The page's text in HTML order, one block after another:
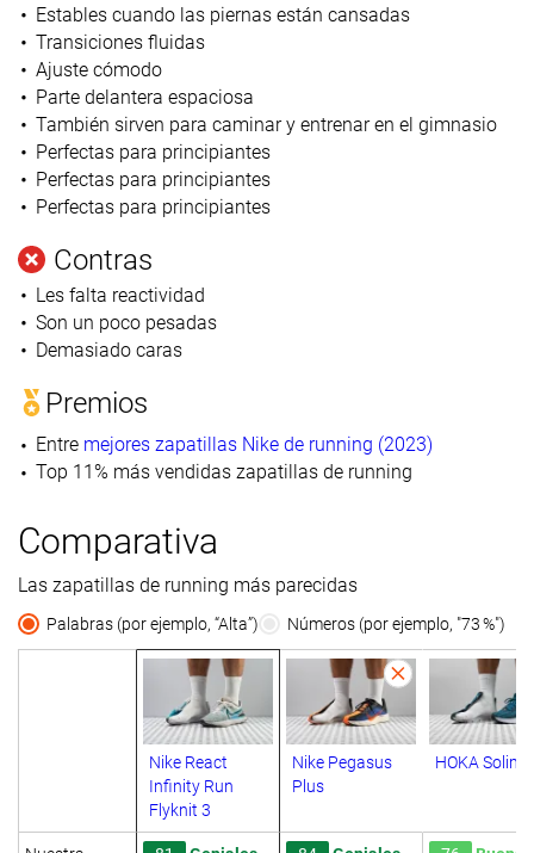
Estables cuando las piernas están cansadas
Transiciones fluidas
Ajuste cómodo
Parte delantera espaciosa
También sirven para caminar y entrenar en el gimnasio
Perfectas para principiantes
Perfectas para principiantes
Perfectas para principiantes
Contras
Les falta reactividad
Son un poco pesadas
Demasiado caras
Premios
Entre mejores zapatillas Nike de running (2023)
Top 11% más vendidas zapatillas de running
Comparativa
Las zapatillas de running más parecidas
Palabras (por ejemplo, “Alta”) Números (por ejemplo, "73 %")
Nike React
Infinity Run
Flyknit 3
Nike Pegasus
Plus
HOKA